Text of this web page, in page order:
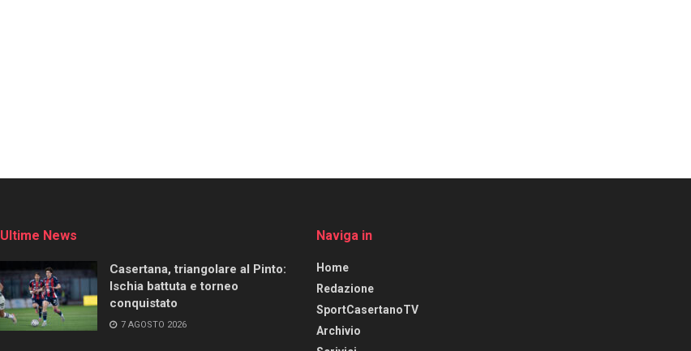
Ultime News
Casertana, triangolare al Pinto:
Ischia battuta e torneo
conquistato
7 AGOSTO 2026
Naviga in
Home
Redazione
SportCasertanoTV
Archivio